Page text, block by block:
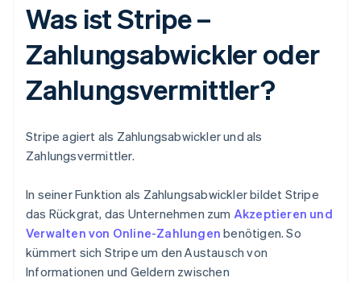
Was ist Stripe –
Zahlungsabwickler oder
Zahlungsvermittler?
Stripe agiert als Zahlungsabwicklerund als
Zahlungsvermittler.
In seiner Funktion als Zahlungsabwickler bildet Stripe
das Rückgrat, das Unternehmen zum Akzeptieren und
Verwalten von Online-Zahlungen benötigen. So
kümmert sich Stripe um den Austausch von
Informationen und Geldern zwischen